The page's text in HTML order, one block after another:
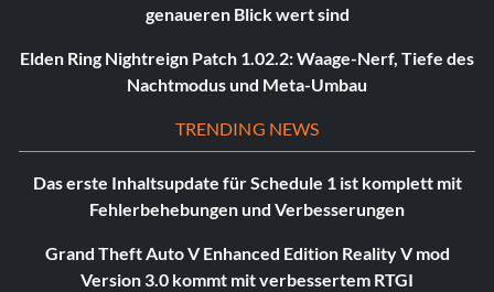
genaueren Blick wert sind
Elden Ring Nightreign Patch 1.02.2: Waage-Nerf, Tiefe des
Nachtmodus und Meta-Umbau
TRENDING NEWS
Das erste Inhaltsupdate für Schedule 1 ist komplett mit
Fehlerbehebungen und Verbesserungen
Grand Theft Auto V Enhanced Edition Reality V mod
Version 3.0 kommt mit verbessertem RTGI